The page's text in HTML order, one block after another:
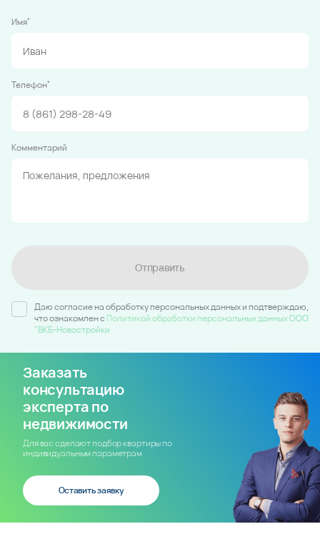
Имя*
Телефон*
Комментарий
Отправить
Даю согласие на обработку персональных данных и подтверждаю,
что ознакомлен c Политикой обработки персональных данных ООО
"ВКБ-Новостройки
Заказать
консультацию
эксперта по
недвижимости
Для вас сделают подбор квартиры по
индивидуальным параметрам
Оставить заявку